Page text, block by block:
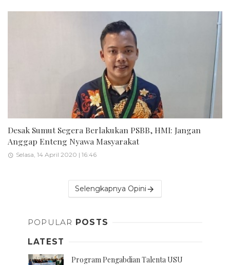
Desak Sumut Segera Berlakukan PSBB, HMI: Jangan
Anggap Enteng Nyawa Masyarakat
Selasa, 14 April 2020 | 16:46
Selengkapnya Opini
POPULAR POSTS
LATEST
Program Pengabdian Talenta USU